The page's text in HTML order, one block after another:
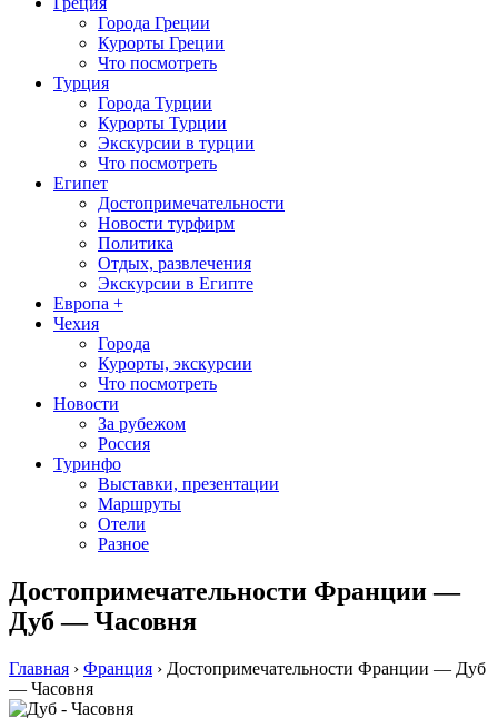
Города Греции
Курорты Греции
Что посмотреть
Турция
Города Турции
Курорты Турции
Экскурсии в турции
Что посмотреть
Египет
Достопримечательности
Новости турфирм
Политика
Отдых, развлечения
Экскурсии в Египте
Европа +
Чехия
Города
Курорты, экскурсии
Что посмотреть
Новости
За рубежом
Россия
Туринфо
Выставки, презентации
Маршруты
Отели
Разное
Достопримечательности Франции —
Дуб — Часовня
Главная › Франция › Достопримечательности Франции — Дуб
— Часовня